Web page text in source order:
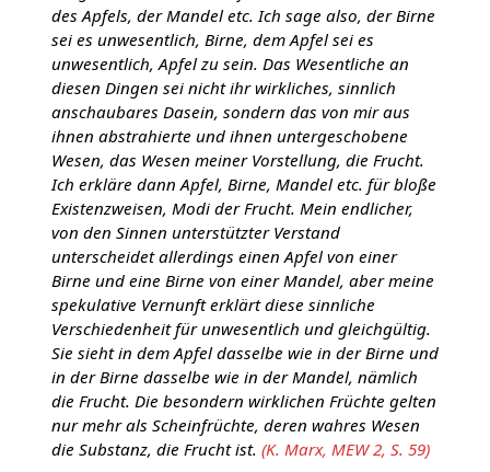
des Apfels, der Mandel etc. Ich sage also, der Birne
sei es unwesentlich, Birne, dem Apfel sei es
unwesentlich, Apfel zu sein. Das Wesentliche an
diesen Dingen sei nicht ihr wirkliches, sinnlich
anschaubares Dasein, sondern das von mir aus
ihnen abstrahierte und ihnen untergeschobene
Wesen, das Wesen meiner Vorstellung, die Frucht.
Ich erkläre dann Apfel, Birne, Mandel etc. für bloße
Existenzweisen, Modi der Frucht. Mein endlicher,
von den Sinnen unterstützter Verstand
unterscheidet allerdings einen Apfel von einer
Birne und eine Birne von einer Mandel, aber meine
spekulative Vernunft erklärt diese sinnliche
Verschiedenheit für unwesentlich und gleichgültig.
Sie sieht in dem Apfel dasselbe wie in der Birne und
in der Birne dasselbe wie in der Mandel, nämlich
die Frucht. Die besondern wirklichen Früchte gelten
nur mehr als Scheinfrüchte, deren wahres Wesen
die Substanz, die Frucht ist. (K. Marx, MEW 2, S. 59)